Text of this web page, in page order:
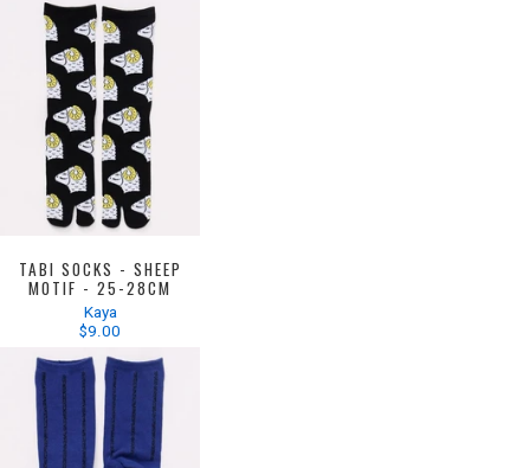
TABI SOCKS - SHEEP
MOTIF - 25-28CM
Kaya
$9.00